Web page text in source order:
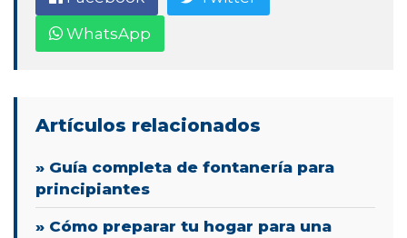
WhatsApp
Artículos relacionados
» Guía completa de fontanería para
principiantes
» Cómo preparar tu hogar para una